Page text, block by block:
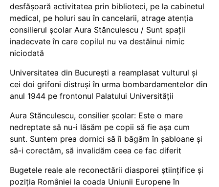
desfășoară activitatea prin biblioteci, pe la cabinetul
medical, pe holuri sau în cancelarii, atrage atenția
consilierul școlar Aura Stănculescu / Sunt spații
inadecvate în care copilul nu va destăinui nimic
niciodată
Universitatea din București a reamplasat vulturul și
cei doi grifoni distruși în urma bombardamentelor din
anul 1944 pe frontonul Palatului Universității
Aura Stănculescu, consilier școlar: Este o mare
nedreptate să nu-i lăsăm pe copii să fie așa cum
sunt. Suntem prea dornici să îi băgăm în șabloane și
să-i corectăm, să invalidăm ceea ce fac diferit
Bugetele reale ale reconectării diasporei științifice și
poziția României la coada Uniunii Europene în